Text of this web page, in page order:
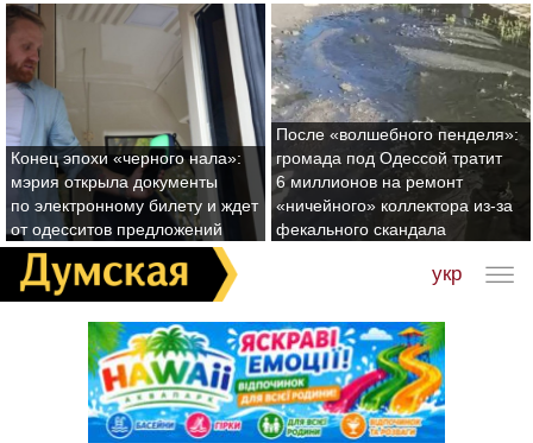
Конец эпохи «черного нала»:
мэрия открыла документы
по электронному билету и ждет
от одесситов предложений
После «волшебного пенделя»:
громада под Одессой тратит
6 миллионов на ремонт
«ничейного» коллектора из-за
фекального скандала
укр